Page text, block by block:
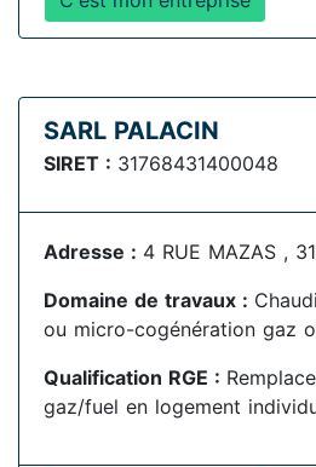
SARL PALACIN
SIRET : 31768431400048
Adresse : 4 RUE MAZAS ,
Domaine de travaux :
ou micro-cogénération gaz
Qualification RGE :
gaz/fuel en logement